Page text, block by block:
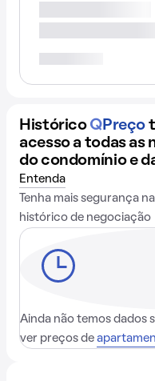
Histórico QPreço
acesso a todas as
do condomínio e
Entenda
Tenha mais segurança
histórico de negociação
Ainda não temos dados
ver preços de